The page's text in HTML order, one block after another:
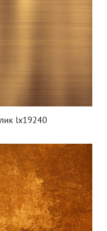
lx19240